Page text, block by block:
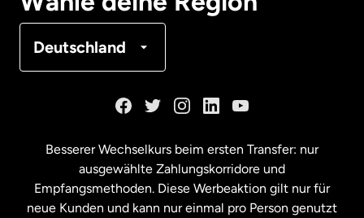
Deutschland
Malaysia
Besserer Wechselkurs beim ersten Transfer: nur
ausgewählte Zahlungskorridore und
Empfangsmethoden. Diese Werbeaktion gilt nur für
neue Kunden und kann nur einmal pro Person genutzt